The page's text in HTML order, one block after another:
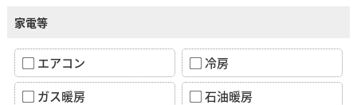
家電等
エアコン
冷房
ガス暖房
石油暖房